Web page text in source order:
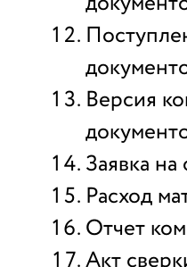
Версия
Заявка
Расход
Отчет